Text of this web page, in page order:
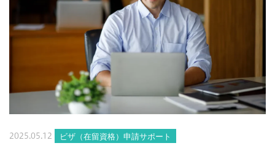
2025.05.12 ビザ（在留資格）申請サポート